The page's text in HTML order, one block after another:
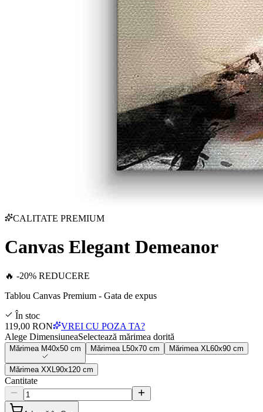
CALITATE PREMIUM
Canvas Elegant Demeanor
🔥 -20% REDUCERE
Tablou Canvas Premium - Gata de expus
În stoc
119,00 RON
VREI CU POZA TA?
Alege DimensiuneaSelectează mărimea dorită
Mărimea M40x50 cm Mărimea 50x70 cm Mărimea XL 60x90 cm
Mărimea XXL 90x120 cm
Cantitate